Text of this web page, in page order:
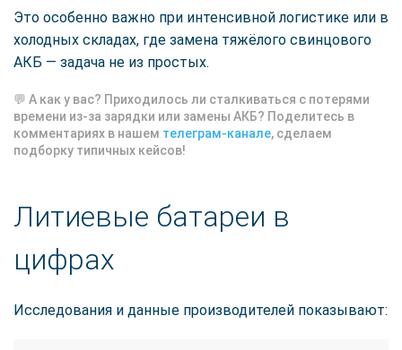
Это особенно важно при интенсивной логистике или в
холодных складах, где замена тяжёлого свинцового
АКБ — задача не из простых.
💬 А как у вас? Приходилось ли сталкиваться с потерями
времени из-за зарядки или замены АКБ? Поделитесь в
комментариях в нашем телеграм-канале, сделаем
подборку типичных кейсов!
Литиевые батареи в
цифрах
Исследования и данные производителей показывают: